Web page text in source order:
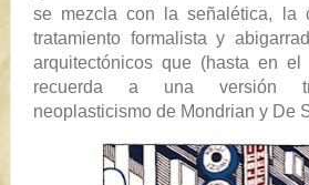
se mezcla con la señalética, la
tratamiento formalista y
arquitectónicos que (hasta en
recuerda a una versión
neoplasticismo de Mondrian y De